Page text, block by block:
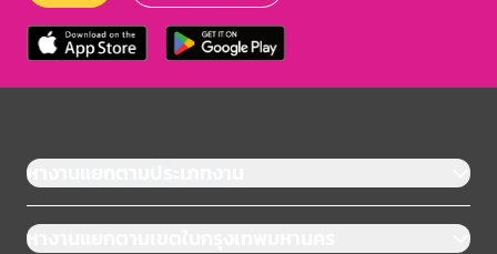
หางานแยกตามประเภทงาน
หางานแยกตามเขตในกรุงเทพมหานคร